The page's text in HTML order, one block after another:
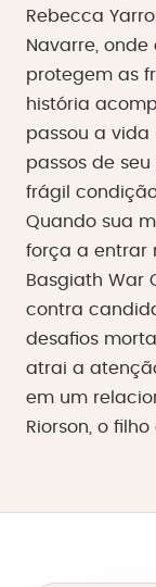
Rebecca
Navarre,
protegem as
história
passou a vida
passos de
frágil
Quando sua
força a entrar
Basgiath War
contra
desafios
atrai a
em um
Riorson, o